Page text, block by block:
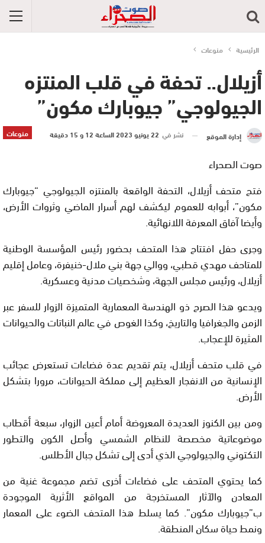
الرئيسية منوعات
أزيلال.. تحفة في قلب المنتزه
الجيولوجي” جيوبارك مكون”
منوعات إدارة الموقع نشر في 22 يونيو 2023 الساعة 12 و 15 دقيقة
صوت الصحراء
فتح متحف أزيلال، التحفة الواقعة بالمنتزه الجيولوجي “جيوبارك
مكون”، أبوابه للعموم ليكشف لهم أسرار الماضي وثروات الأرض،
وأيضا آفاق المعرفة اللانهائية.
وجرى حفل افتتاح هذا المتحف بحضور رئيس المؤسسة الوطنية
للمتاحف مهدي قطبي، ووالي جهة بني ملال-خنيفرة، وعامل إقليم
أزيلال، ورئيس مجلس الجهة، وشخصيات مدنية وعسكرية.
ويدعو هذا الصرح ذو الهندسة المعمارية المتميزة الزوار للسفر عبر
الزمن والجغرافيا والتاريخ، وكذا الغوص في عالم النباتات والحيوانات
المثيرة للإعجاب.
في قلب متحف أزيلال، يتم تقديم عدة فضاءات تستعرض عجائب
الإنسانية من الانفجار العظيم إلى مملكة الحيوانات، مرورا بتشكل
الأرض.
ومن بين الكنوز العديدة المعروضة أمام أعين الزوار، سبعة أقطاب
موضوعاتية مخصصة للنظام الشمسي وأصل الكون والتطور
التكتوني والجيولوجي الذي أدى إلى تشكل جبال الأطلس.
كما يحتوي المتحف على فضاءات أخرى تضم مجموعة غنية من
المعادن والآثار المستخرجة من المواقع الأثرية الموجودة
ب”جيوبارك مكون”. كما يسلط هذا المتحف الضوء على المعمار
ونمط حياة سكان المنطقة.